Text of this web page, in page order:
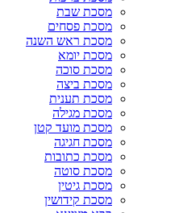
מסכת שבת
מסכת פסחים
מסכת ראש השנה
מסכת יומא
מסכת סוכה
מסכת ביצה
מסכת תענית
מסכת מגילה
מסכת מועד קטן
מסכת חגיגה
מסכת כתובות
מסכת סוטה
מסכת גיטין
מסכת קידושין